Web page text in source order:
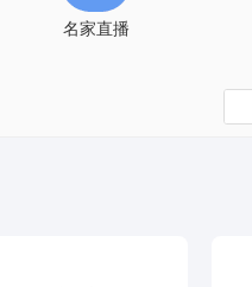
名家直播